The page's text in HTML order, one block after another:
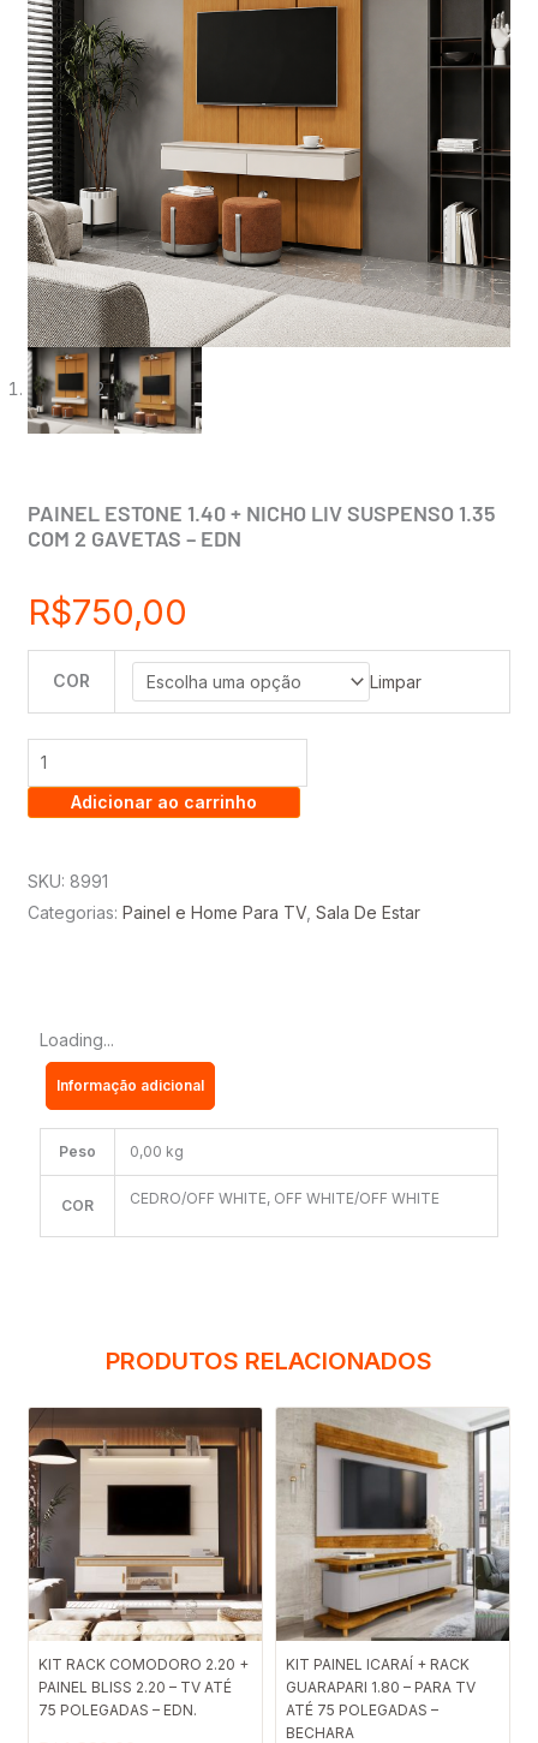
PAINEL ESTONE 1.40 + NICHO LIV SUSPENSO 1.35
COM 2 GAVETAS – EDN
R$750,00
COR Limpar
PAINEL
ESTONE
1.40
NICHO
quantidade
Adicionar ao carrinho
SKU: 8991
Categorias: Painel e Home Para TV, Sala De Estar
Loading...
Informação adicional
Peso 0,00 kg
COR CEDRO/OFF WHITE, OFF WHITE/OFF WHITE
PRODUTOS RELACIONADOS
KIT RACK COMODORO 2.20 +
PAINEL BLISS 2.20 – TV ATÉ
75 POLEGADAS – EDN.
KIT PAINEL ICARAÍ + RACK
GUARAPARI 1.80 – PARA TV
ATÉ 75 POLEGADAS –
BECHARA